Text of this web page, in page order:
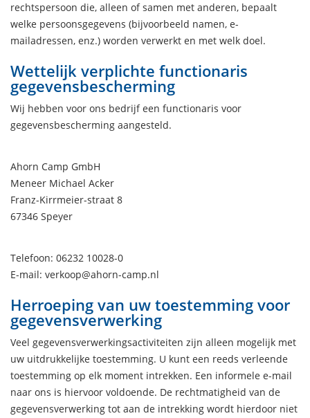
rechtspersoon die, alleen of samen met anderen, bepaalt
welke persoonsgegevens (bijvoorbeeld namen, e-
mailadressen, enz.) worden verwerkt en met welk doel.
Wettelijk verplichte functionaris
gegevensbescherming
Wij hebben voor ons bedrijf een functionaris voor
gegevensbescherming aangesteld.
Ahorn Camp GmbH
Meneer Michael Acker
Franz-Kirrmeier-straat 8
67346 Speyer
Telefoon: 06232 10028-0
E-mail: verkoop@ahorn-camp.nl
Herroeping van uw toestemming voor
gegevensverwerking
Veel gegevensverwerkingsactiviteiten zijn alleen mogelijk met
uw uitdrukkelijke toestemming. U kunt een reeds verleende
toestemming op elk moment intrekken. Een informele e-mail
naar ons is hiervoor voldoende. De rechtmatigheid van de
gegevensverwerking tot aan de intrekking wordt hierdoor niet